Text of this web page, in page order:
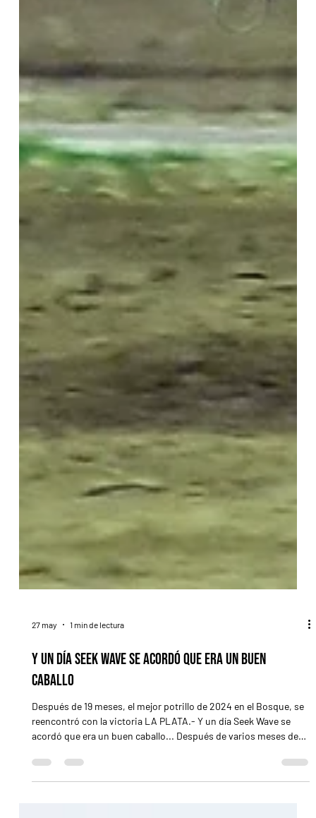
Y un día Seek Wave se acordó que era un buen
caballo
Después de 19 meses, el mejor potrillo de 2024 en el Bosque, se
acordó que era un buen caballo... Después de varios meses de